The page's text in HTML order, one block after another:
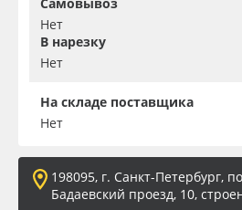
Нет
В нарезку
Нет
На складе поставщика
Нет
198095, г. Санкт-Петербург,
Бадаевский проезд, 10,